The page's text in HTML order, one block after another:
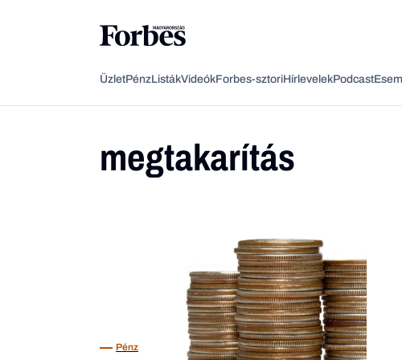
ÜzletPénzListákVideókForbes-sztoriHírlevelekPodcast
megtakarítás
Pénz